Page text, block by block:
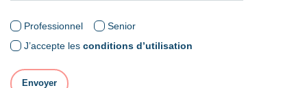
Professionnel
Senior
J’accepte les conditions d’utilisation